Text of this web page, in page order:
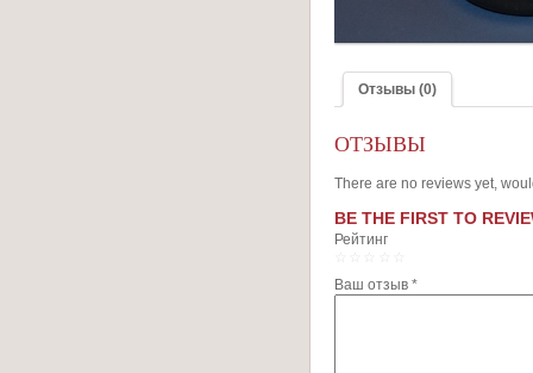
Отзывы (0)
ОТЗЫВЫ
There are no reviews yet,
BE THE FIRST TO
Рейтинг
Ваш отзыв *